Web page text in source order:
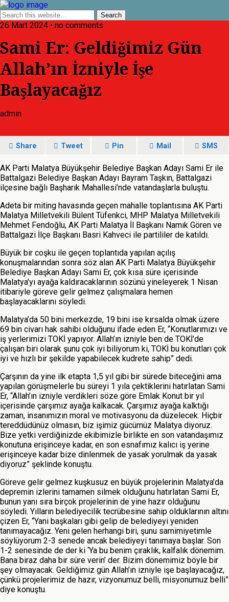
26 Mart 2024 • no comments
Sami Er: Geldiğimiz Gün
Allah’ın İzniyle İşe
Başlayacağız
admin
Share Tweet Pin Mail SMS
AK Parti Malatya Büyükşehir Belediye Başkan Adayı Sami Er ile
Battalgazi Belediye Başkan Adayı Bayram Taşkın, Battalgazi
ilçesine bağlı Başharık Mahallesi’nde vatandaşlarla buluştu.
Adeta bir miting havasında geçen mahalle toplantısına AK Parti
Malatya Milletvekili Bülent Tüfenkci, MHP Malatya Milletvekili
Mehmet Fendoğlu, AK Parti Malatya İl Başkanı Namık Gören ve
Battalgazi İlçe Başkanı Basri Kahveci ile partililer de katıldı.
Büyük bir coşku ile geçen toplantıda yapılan açılış
konuşmalarından sonra söz alan AK Parti Malatya Büyükşehir
Belediye Başkan Adayı Sami Er, çok kısa süre içerisinde
Malatya’yı ayağa kaldıracaklarının sözünü yineleyerek 1 Nisan
itibariyle göreve gelir gelmez çalışmalara hemen
başlayacaklarını söyledi.
Malatya’da 50 bini merkezde, 19 bini ise kırsalda olmak üzere
69 bin civarı hak sahibi olduğunu ifade eden Er, “Konutlarımızı ve
iş yerlerimizi TOKİ yapıyor. Allah’ın izniyle ben de TOKİ’de
çalışan biri olarak şunu çok iyi biliyorum ki, TOKİ bu konutları çok
iyi ve hızlı bir şekilde yapabilecek kudrete sahip” dedi.
Çarşının da yine ilk etapta 1,5 yıl gibi bir sürede biteceğini ama
yapılan görüşmelerle bu süreyi 1 yıla çektiklerini hatırlatan Sami
Er, “Allah’ın izniyle verdikleri söze göre Emlak Konut bir yıl
içerisinde çarşımız ayağa kalkacak. Çarşımız ayağa kalktığı
zaman, insanımızın moral ve motivasyonu da düzelecek. Hiçbir
tereddüdünüz olmasın, biz işimiz gücümüz Malatya diyoruz.
Bize yetki verdiğinizde ekibimizle birlikte en son vatandaşımız
konutuna erişinceye kadar, en son esnafımız kalıcı iş yerine
erişinceye kadar bize dinlenmek de yasak yorulmak da yasak
diyoruz” şeklinde konuştu.
Göreve gelir gelmez kuşkusuz en büyük projelerinin Malatya’da
depremin izlerini tamamen silmek olduğunu hatırlatan Sami Er,
bunun yanı sıra birçok projelerinin de yine hazır olduğunu
söyledi. Yılların belediyecilik tecrübesine sahip olduklarının altını
çizen Er, “Yani başkaları gibi gelip de belediyeyi yeniden
tanımayacağız. Yeni gelen herhangi biri, şunu samimiyetimle
söylüyorum 2-3 senede ancak belediyeyi tanımaya başlar. Son
1-2 senesinde de der ki ‘Ya bu benim çıraklık, kalfalık dönemim.
Bana biraz daha bir süre verin’ der. Bizim dönemimiz böyle bir
şey olmayacak. Geldiğimiz gün Allah’ın izniyle işe başlayacağız,
çünkü projelerimiz de hazır, vizyonumuz belli, misyonumuz belli”
diye konuştu.